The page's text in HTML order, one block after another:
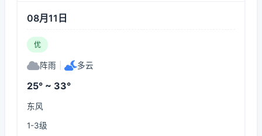
08月11日
优
阵雨 多云
25° ~ 33°
东风
1-3级